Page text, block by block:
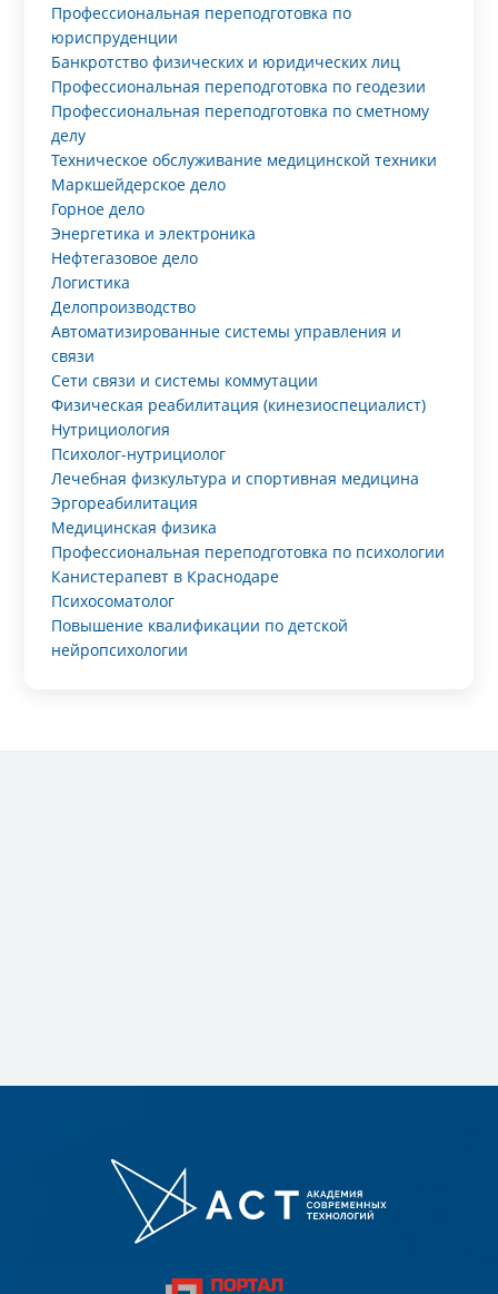
Профессиональная переподготовка по
юриспруденции
Банкротство физических и юридических лиц
Профессиональная переподготовка по геодезии
Профессиональная переподготовка по сметному
делу
Техническое обслуживание медицинской техники
Маркшейдерское дело
Горное дело
Энергетика и электроника
Нефтегазовое дело
Логистика
Делопроизводство
Автоматизированные системы управления и
связи
Сети связи и системы коммутации
Физическая реабилитация (кинезиоспециалист)
Нутрициология
Психолог-нутрициолог
Лечебная физкультура и спортивная медицина
Эргореабилитация
Медицинская физика
Профессиональная переподготовка по психологии
Канистерапевт в Краснодаре
Психосоматолог
Повышение квалификации по детской
нейропсихологии